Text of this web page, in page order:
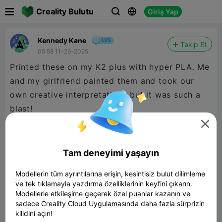
Creality Bulutu   Giriş Yap
Kennedy Kane
05:58 11-26-2025
Takip Et
Printed these on my K2 plus with hyper PLA. Me
and my girlfriend painted them and took our
own creative interpretations but it was such a
blast!
Butters was easy to print with tree supports but
cartman took 3 tries. Be careful how the
bottom.

Tam deneyimi yaşayın
Modellerin tüm ayrıntılarına erişin, kesintisiz bulut dilimleme
ve tek tıklamayla yazdırma özelliklerinin keyfini çıkarın.
Modellerle etkileşime geçerek özel puanlar kazanın ve
sadece Creality Cloud Uygulamasında daha fazla sürprizin
kilidini açın!